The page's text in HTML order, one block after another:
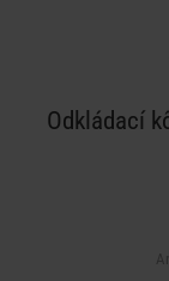
Odkládací